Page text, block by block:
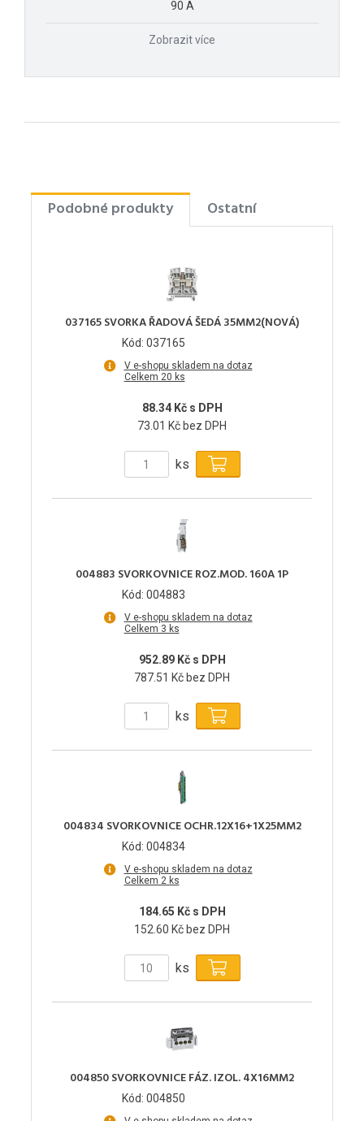
90 A
Zobrazit více
Podobné produkty Ostatní
037165 SVORKA ŘADOVÁ ŠEDÁ 35MM2(NOVÁ)
Kód: 037165
V e-shopu skladem na dotaz
Celkem 20 ks
88.34 Kč s DPH
73.01 Kč bez DPH
ks
004883 SVORKOVNICE ROZ.MOD. 160A 1P
Kód: 004883
V e-shopu skladem na dotaz
Celkem 3 ks
952.89 Kč s DPH
787.51 Kč bez DPH
ks
004834 SVORKOVNICE OCHR.12X16+1X25MM2
Kód: 004834
V e-shopu skladem na dotaz
Celkem 2 ks
184.65 Kč s DPH
152.60 Kč bez DPH
ks
004850 SVORKOVNICE FÁZ. IZOL. 4X16MM2
Kód: 004850